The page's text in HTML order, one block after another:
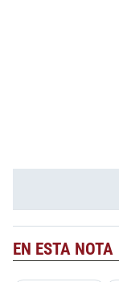
EN ESTA NOTA